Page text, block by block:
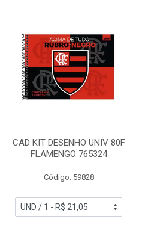
CAD KIT DESENHO UNIV 80F
FLAMENGO 765324
Código: 59828